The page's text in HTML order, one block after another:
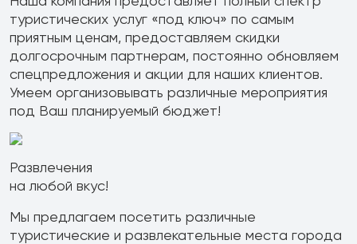
туристических услуг «под ключ» по самым
приятным ценам, предоставляем скидки
долгосрочным партнерам, постоянно обновляем
спецпредложения и акции для наших клиентов.
Умеем организовывать различные мероприятия
под Ваш планируемый бюджет!
Развлечения
на любой вкус!
Мы предлагаем посетить различные
туристические и развлекательные места города